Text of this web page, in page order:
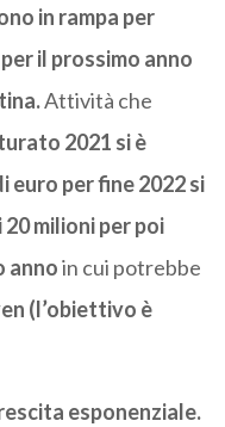
in rampa per
il prossimo anno
Attività che
2021 si è
euro per fine 2022 si
milioni per poi
annoin cui potrebbe
(l’obiettivo è
esponenziale.